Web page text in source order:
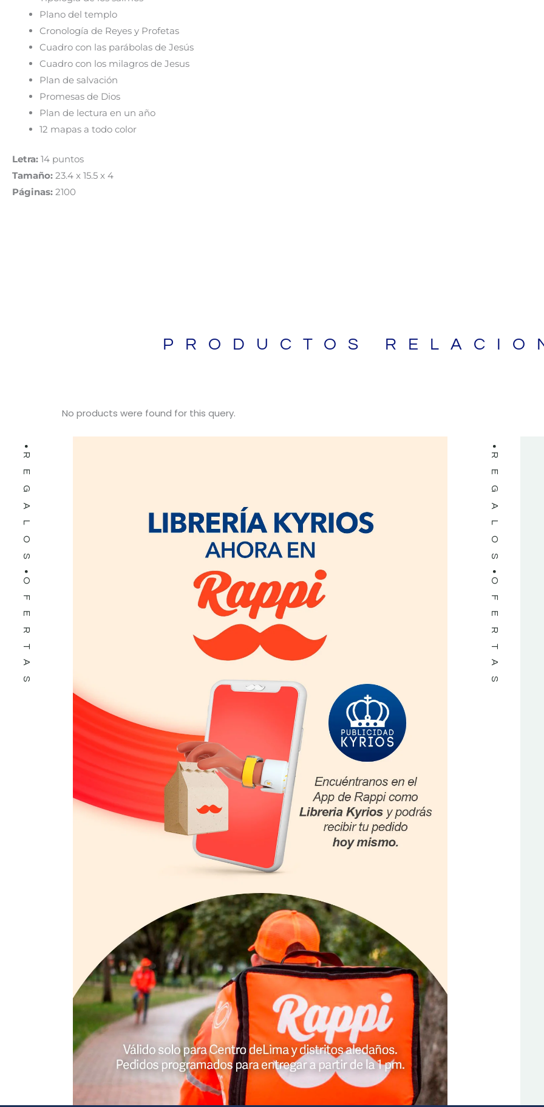
Plano del templo
Cronología de Reyes y Profetas
Cuadro con las parábolas de Jesús
Cuadro con los milagros de Jesus
Plan de salvación
Promesas de Dios
Plan de lectura en un año
12 mapas a todo color
Letra: 14 puntos
Tamaño: 23.4 x 15.5 x 4
Páginas: 2100
PRODUCTOS
No products were found for this query.
REGALOS
OFERTAS
REGALOS
OFERTAS